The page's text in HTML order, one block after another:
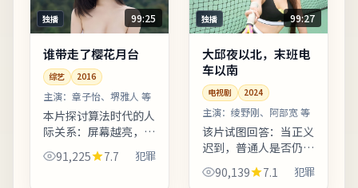
独播 99:25
谁带走了樱花月台
综艺 2016
主演： 章子怡、堺雅人 等
本片探讨算法时代的人
际关系：屏幕越亮，误
解越深。影片引用多处
民俗与节庆意象，增强
91,225 7.7 犯罪
独播 99:27
大邱夜以北，末班电
车以南
电视剧 2024
主演： 绫野刚、阿部宽 等
该片试图回答：当正义
迟到，普通人是否仍有
资格选择原谅。结局留
白开放式处理，适合观
90,139 7.1 犯罪